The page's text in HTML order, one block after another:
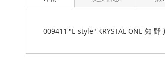
009411 "L-style" KRYSTAL ONE 知